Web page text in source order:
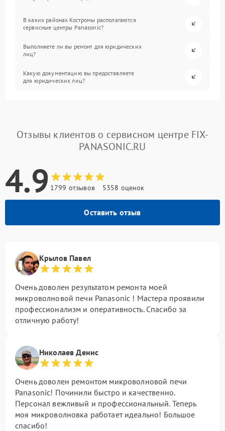
В каких районах Костромы располагаются
сервисные центры Panasonic?
Выполняете ли вы ремонт для юридических
лиц?
Какую документацию вы предоставляете
для юридических лиц?
Отзывы клиентов о сервисном центре FIX-
PANASONIC.RU
4.9 1799 отзывов 5358 оценок
Оставить отзыв
Крылов Павел
Очень доволен результатом ремонта моей
микроволновой печи Panasonic ! Мастера проявили
профессионализм и оперативность. Спасибо за
отличную работу!
Николаев Денис
Очень доволен ремонтом микроволновой печи
Panasonic! Починили быстро и качественно.
Персонал вежливый и профессиональный. Теперь
моя микроволновка работает идеально! Большое
спасибо!